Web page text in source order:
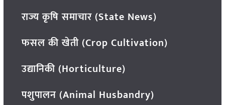
राज्य कृषि समाचार (State News)
फसल की खेती (Crop Cultivation)
उद्यानिकी (Horticulture)
पशुपालन (Animal Husbandry)